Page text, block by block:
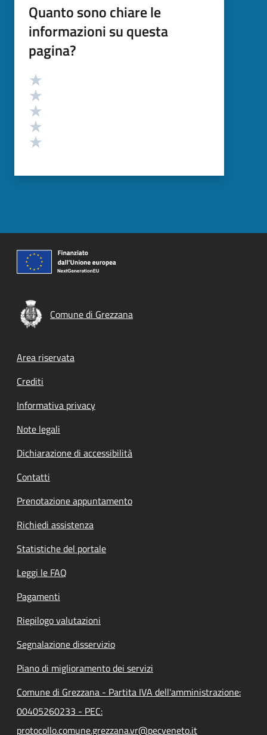
Quanto sono chiare le
informazioni su questa
pagina?
Valutazione
Comune di Grezzana
Footer menu
Area riservata
Crediti
Informativa privacy
Note legali
Dichiarazione di accessibilità
Contatti
Prenotazione appuntamento
Richiedi assistenza
Statistiche del portale
Leggi le FAQ
Pagamenti
Riepilogo valutazioni
Segnalazione disservizio
Piano di miglioramento dei servizi
Comune di Grezzana - Partita IVA dell'amministrazione:
00405260233 - PEC:
protocollo.comune.grezzana.vr@pecveneto.it